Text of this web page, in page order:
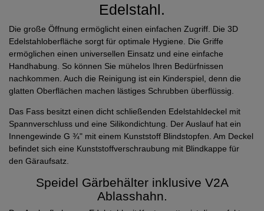
Edelstahl.
Die große Öffnung ermöglicht einen einfachen Zugriff. Die 3D
Edelstahloberfläche sorgt für optimale Hygiene. Die Griffe
ermöglichen einen universellen Einsatz und eine einfache
Handhabung. So können Sie mühelos Ihren Bedürfnissen
nachkommen. Auch die Reinigung ist ein Kinderspiel, denn die
glatten Oberflächen machen lästiges Schrubben überflüssig.
Das Fass besitzt einen dicht schließenden Edelstahldeckel mit
Spannverschluss und eine Silikondichtung. Der Auslauf hat ein
Innengewinde G ¾" mit einem Kunststoff Blindstopfen. Am Deckel
befindet sich eine Kunststoffverschraubung mit Blindkappe für
den Gäraufsatz.
Speidel Gärbehälter inklusive V2A
Ablasshahn.